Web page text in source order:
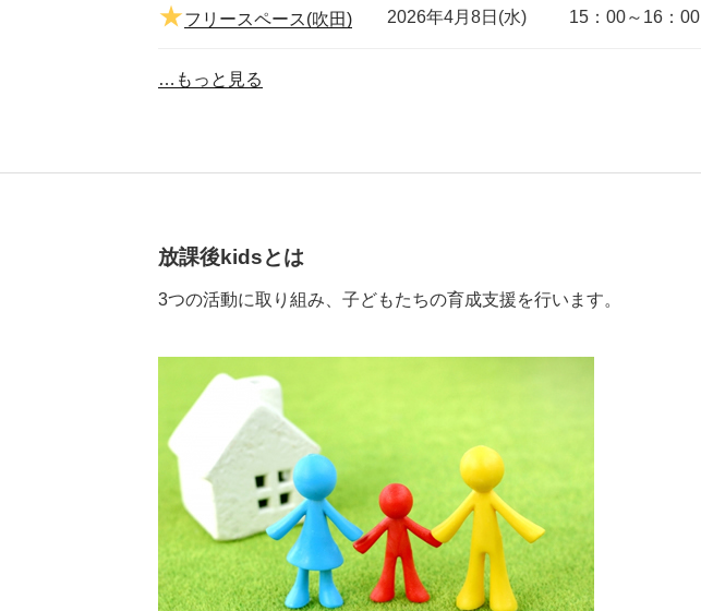
フリースペース(吹田) 2026年4月8日(水) 15：00～16：00
…もっと見る
放課後kidsとは
3つの活動に取り組み、子どもたちの育成支援を行います。